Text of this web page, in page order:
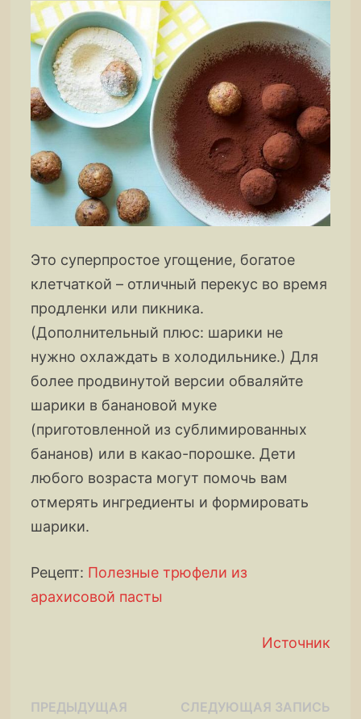
Это суперпростое угощение, богатое
клетчаткой – отличный перекус во время
продленки или пикника.
(Дополнительный плюс: шарики не
нужно охлаждать в холодильнике.) Для
более продвинутой версии обваляйте
шарики в банановой муке
(приготовленной из сублимированных
бананов) или в какао-порошке. Дети
любого возраста могут помочь вам
отмерять ингредиенты и формировать
шарики.
Рецепт: Полезные трюфели из
арахисовой пасты
Источник
Навигация
ПРЕДЫДУЩАЯ
СЛЕДУЮЩАЯ ЗАПИСЬ